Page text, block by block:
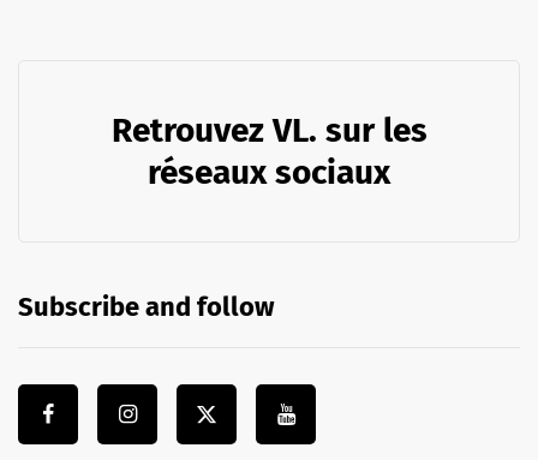
Retrouvez VL. sur les
réseaux sociaux
Subscribe and follow